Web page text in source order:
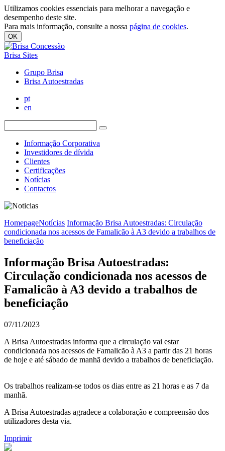
Utilizamos cookies essenciais para melhorar a navegação e
desempenho deste site.
Para mais informação, consulte a nossa página de cookies.
OK
Brisa Sites
Grupo Brisa
Brisa Autoestradas
pt
en
Informação Corporativa
Investidores de dívida
Clientes
Certificações
Notícias
Contactos
HomepageNotícias Informação Brisa Autoestradas: Circulação
condicionada nos acessos de Famalicão à A3 devido a trabalhos de
beneficiação
Informação Brisa Autoestradas:
Circulação condicionada nos acessos de
Famalicão à A3 devido a trabalhos de
beneficiação
07/11/2023
A Brisa Autoestradas informa que a circulação vai estar
condicionada nos acessos de Famalicão à A3 a partir das 21 horas
de hoje e até sábado de manhã devido a trabalhos de beneficiação.
Os trabalhos realizam-se todos os dias entre as 21 horas e as 7 da
manhã.
A Brisa Autoestradas agradece a colaboração e compreensão dos
utilizadores desta via.
Imprimir